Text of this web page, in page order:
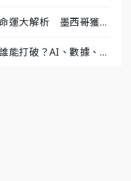
運大解析 墨西哥獲數
能打破？AI、數據、塔